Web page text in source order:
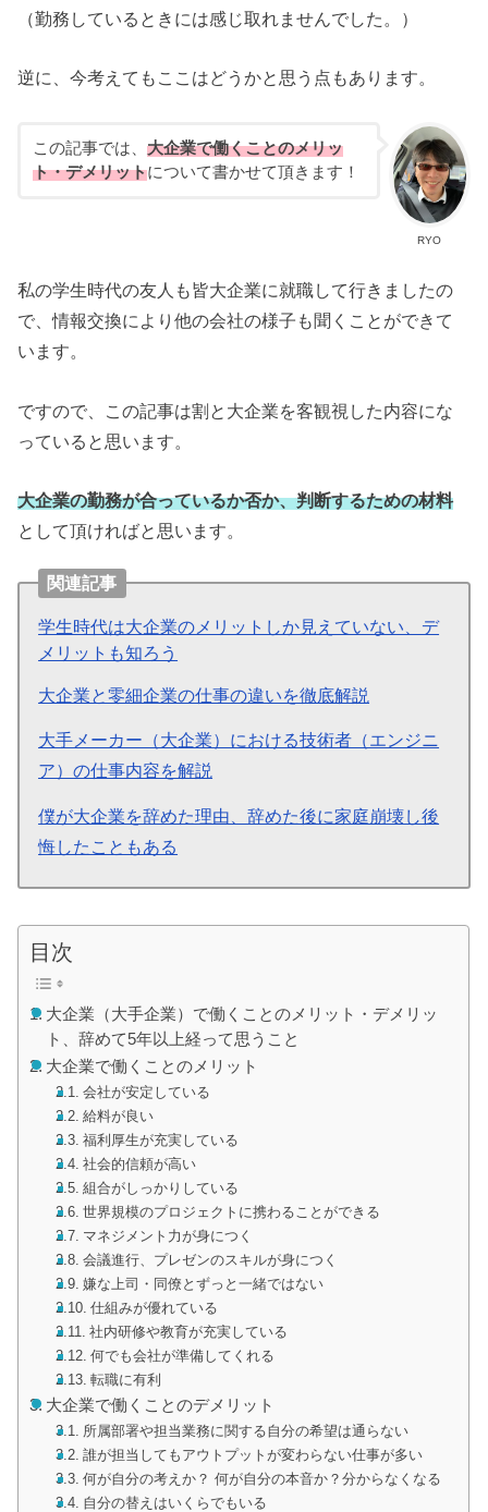
（勤務しているときには感じ取れませんでした。）
逆に、今考えてもここはどうかと思う点もあります。
RYO
この記事では、 大企業で働くことのメリッ
ト・デメリットについて書かせて頂きます！
私の学生時代の友人も皆大企業に就職して行きましたの
で、情報交換により他の会社の様子も聞くことができて
います。
ですので、この記事は割と大企業を客観視した内容にな
っていると思います。
大企業の勤務が合っているか否か、判断するための材料
として頂ければと思います。
関連記事
学生時代は大企業のメリットしか見えていない、デ
メリットも知ろう
大企業と零細企業の仕事の違いを徹底解説
大手メーカー（大企業）における技術者（エンジニ
ア）の仕事内容を解説
僕が大企業を辞めた理由、辞めた後に家庭崩壊し後
悔したこともある
目次
大企業（大手企業）で働くことのメリット・デメリッ
ト、辞めて5年以上経って思うこと
大企業で働くことのメリット
会社が安定している
給料が良い
福利厚生が充実している
社会的信頼が高い
組合がしっかりしている
世界規模のプロジェクトに携わることができる
マネジメント力が身につく
会議進行、プレゼンのスキルが身につく
嫌な上司・同僚とずっと一緒ではない
仕組みが優れている
社内研修や教育が充実している
何でも会社が準備してくれる
転職に有利
大企業で働くことのデメリット
所属部署や担当業務に関する自分の希望は通らない
誰が担当してもアウトプットが変わらない仕事が多い
何が自分の考えか？ 何が自分の本音か？分からなくなる
自分の替えはいくらでもいる